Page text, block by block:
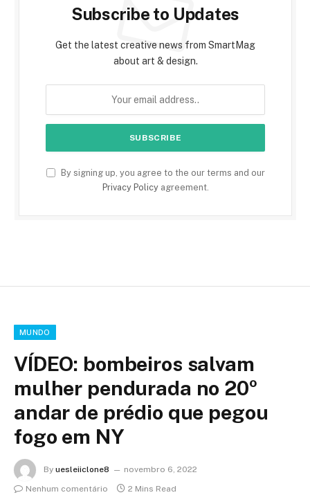
Subscribe to Updates
Get the latest creative news from SmartMag
about art & design.
By signing up, you agree to the our terms and our
Privacy Policyagreement.
MUNDO
VÍDEO: bombeiros salvam
mulher pendurada no 20º
andar de prédio que pegou
fogo em NY
By uesleiiclone8
novembro 6, 2022
Nenhum comentário
2 Mins Read